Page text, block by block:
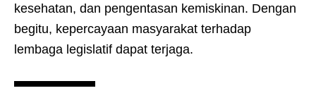
kesehatan, dan pengentasan kemiskinan. Dengan
begitu, kepercayaan masyarakat terhadap
lembaga legislatif dapat terjaga.